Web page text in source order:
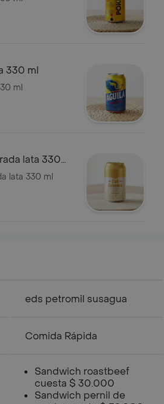
330 ml
ml
lata 330
lata 330 ml
eds petromil susagua
Comida Rápida
Sandwich roastbeef
cuesta $ 30.000
Sandwich pernil de